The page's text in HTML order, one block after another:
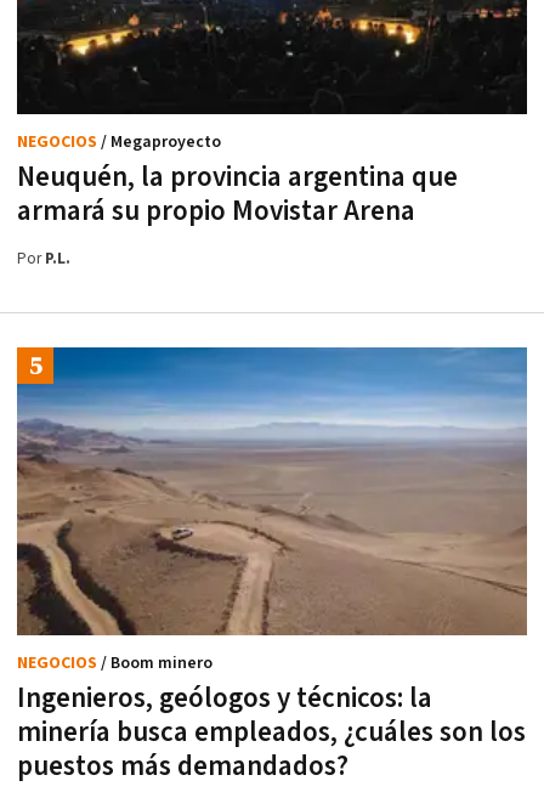
Neuquén, la provincia argentina que
armará su propio Movistar Arena
NEGOCIOS / Megaproyecto
PorP.L.
Ingenieros, geólogos y técnicos: la
minería busca empleados, ¿cuáles son los
puestos más demandados?
NEGOCIOS / Boom minero